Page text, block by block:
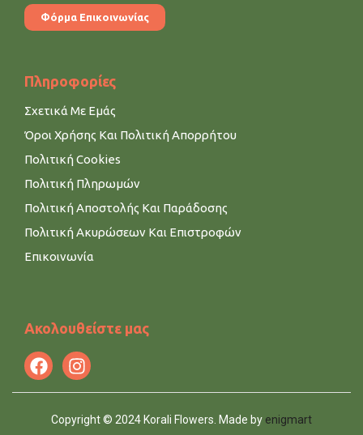
Φόρμα Επικοινωνίας
Πληροφορίες
Σχετικά Με Εμάς
Όροι Χρήσης Και Πολιτική Απορρήτου
Πολιτική Cookies
Πολιτική Πληρωμών
Πολιτική Αποστολής Και Παράδοσης
Πολιτική Ακυρώσεων Και Επιστροφών
Επικοινωνία
Ακολουθείστε μας
Copyright © 2024 Korali Flowers. Made by enigmart